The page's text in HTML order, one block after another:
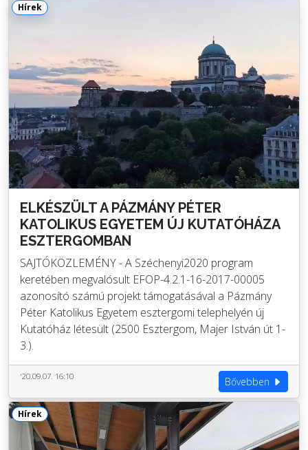
Hírek
ELKÉSZÜLT A PÁZMÁNY PÉTER
KATOLIKUS EGYETEM ÚJ KUTATÓHÁZA
ESZTERGOMBAN
SAJTÓKÖZLEMÉNY - A Széchenyi2020 program
keretében megvalósult EFOP-4.2.1-16-2017-00005
azonosító számú projekt támogatásával a Pázmány
Péter Katolikus Egyetem esztergomi telephelyén új
Kutatóház létesült (2500 Esztergom, Majer István út 1-
3.).
'20.09.07. 16:10 Bővebben
Hírek